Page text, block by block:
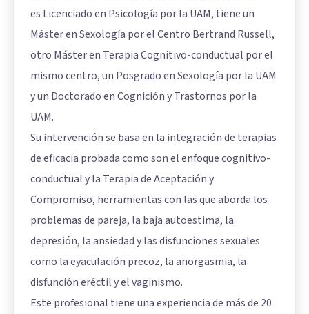
es Licenciado en Psicología por la UAM, tiene un
Máster en Sexología por el Centro Bertrand Russell,
otro Máster en Terapia Cognitivo-conductual por el
mismo centro, un Posgrado en Sexología por la UAM
y un Doctorado en Cognición y Trastornos por la
UAM.
Su intervención se basa en la integración de terapias
de eficacia probada como son el enfoque cognitivo-
conductual y la Terapia de Aceptación y
Compromiso, herramientas con las que aborda los
problemas de pareja, la baja autoestima, la
depresión, la ansiedad y las disfunciones sexuales
como la eyaculación precoz, la anorgasmia, la
disfunción eréctil y el vaginismo.
Este profesional tiene una experiencia de más de 20